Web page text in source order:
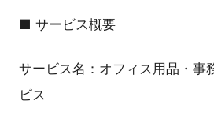
■ サービス概要
サービス名：オフィス用品・事
ビス